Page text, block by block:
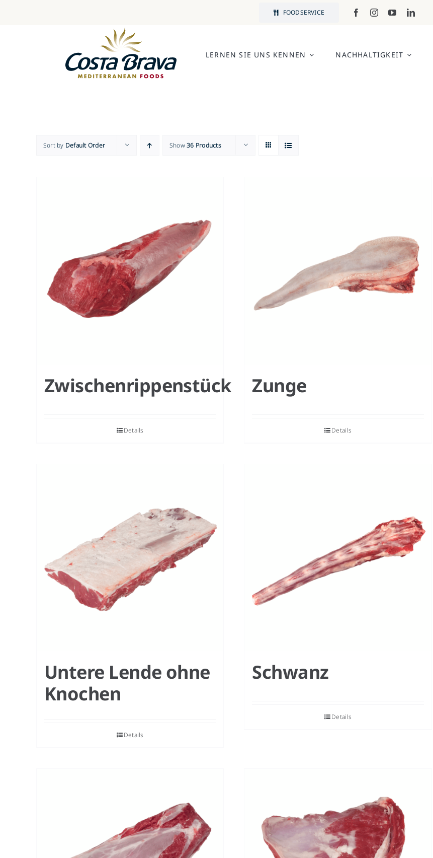
FOODSERVICE
LERNEN SIE UNS KENNEN NACHHALTIGKEIT
Sort by Default Order Show36 Products
Zwischenrippenstück
Details
Zunge
Details
Untere Lende ohne
Knochen
Details
Schwanz
Details